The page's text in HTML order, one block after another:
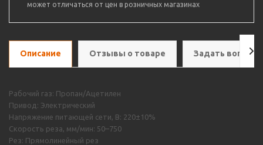
может отличаться от цен в розничных магазинах
Описание Отзывы о товаре Задать вопрос
Рабочий газ: Пропан/Ацетилен
Привод: Электрический
Напряжение питающей сети, В: 220±10%
Скорость реза, мм/мин: 50–750
Рез: Прямолинейный рез